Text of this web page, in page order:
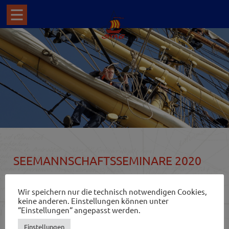
SEEMANNSCHAFTSSEMINARE 2020
31.01.. – 02.02.2020
28.02. – 01.03.2020
27.03. – 29.03.2020
Die Seminare finden wie immer in Bremerhaven statt und
Wir speichern nur die technisch notwendigen Cookies,
keine anderen. Einstellungen können unter
“Einstellungen“ angepasst werden.
Einstellungen